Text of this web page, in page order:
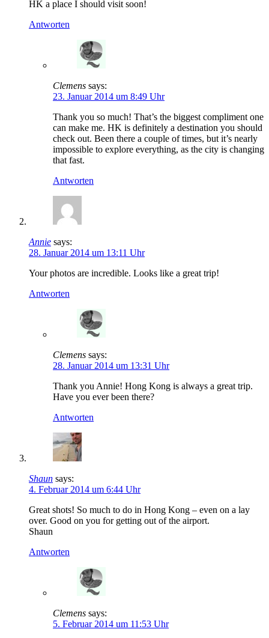
HK a place I should visit soon!
Antworten
Clemens says:
23. Januar 2014 um 8:49 Uhr
Thank you so much! That’s the biggest compliment one
can make me. HK is definitely a destination you should
check out. Been there a couple of times, but it’s nearly
impossible to explore everything, as the city is changing
that fast.
Antworten
Annie says:
28. Januar 2014 um 13:11 Uhr
Your photos are incredible. Looks like a great trip!
Antworten
Clemens says:
28. Januar 2014 um 13:31 Uhr
Thank you Annie! Hong Kong is always a great trip.
Have you ever been there?
Antworten
Shaun says:
4. Februar 2014 um 6:44 Uhr
Great shots! So much to do in Hong Kong – even on a lay
over. Good on you for getting out of the airport.
Shaun
Antworten
Clemens says:
5. Februar 2014 um 11:53 Uhr